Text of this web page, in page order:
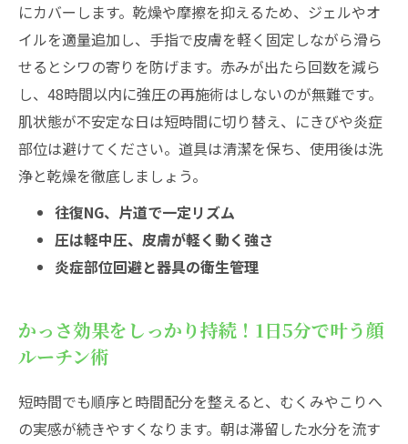
にカバーします。乾燥や摩擦を抑えるため、ジェルやオ
イルを適量追加し、手指で皮膚を軽く固定しながら滑ら
せるとシワの寄りを防げます。赤みが出たら回数を減ら
し、48時間以内に強圧の再施術はしないのが無難です。
肌状態が不安定な日は短時間に切り替え、にきびや炎症
部位は避けてください。道具は清潔を保ち、使用後は洗
浄と乾燥を徹底しましょう。
往復NG、片道で一定リズム
圧は軽中圧、皮膚が軽く動く強さ
炎症部位回避と器具の衛生管理
かっさ効果をしっかり持続！1日5分で叶う顔
ルーチン術
短時間でも順序と時間配分を整えると、むくみやこりへ
の実感が続きやすくなります。朝は滞留した水分を流す